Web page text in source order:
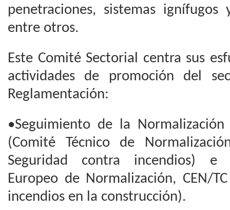
penetraciones, sistemas ignífugos
entre otros.
Este Comité Sectorial centra sus
actividades de promoción del
Reglamentación:
•Seguimiento de la
(Comité Técnico de
Seguridad contra incendios) e
Europeo de Normalización, CEN/
incendios en la construcción).